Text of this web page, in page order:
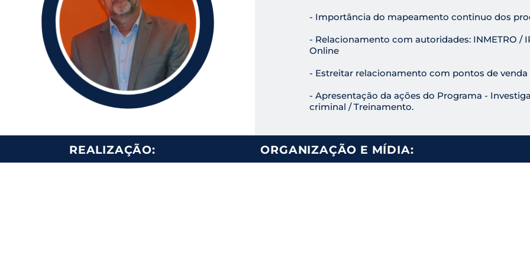
- Importância do mapeamento continuo dos
- Relacionamento com autoridades: INMETRO /
Online
- Estreitar relacionamento com pontos de
- Apresentação da ações do Programa -
criminal / Treinamento.
REALIZAÇÃO: ORGANIZAÇÃO E MÍDIA: